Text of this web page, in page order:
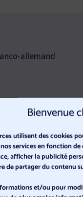
Bienvenue
utilisent des cookies
services en fonction
afficher la publicité
de partager du contenu
et/ou pour
allemand
allemands
avec des